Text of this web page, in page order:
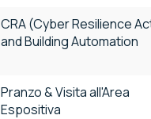
CRA (Cyber Resilience
and Building Automation
Pranzo & Visita all'Area
Espositiva